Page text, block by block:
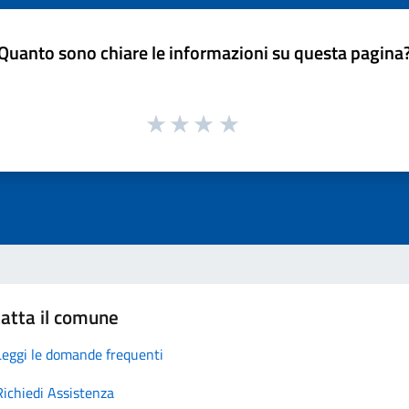
sono chiare le informazioni su questa
il comune
le domande frequenti
Assistenza